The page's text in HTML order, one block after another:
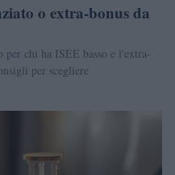
o extra-bonus da
chi ha ISEE basso e l'extra-
per scegliere